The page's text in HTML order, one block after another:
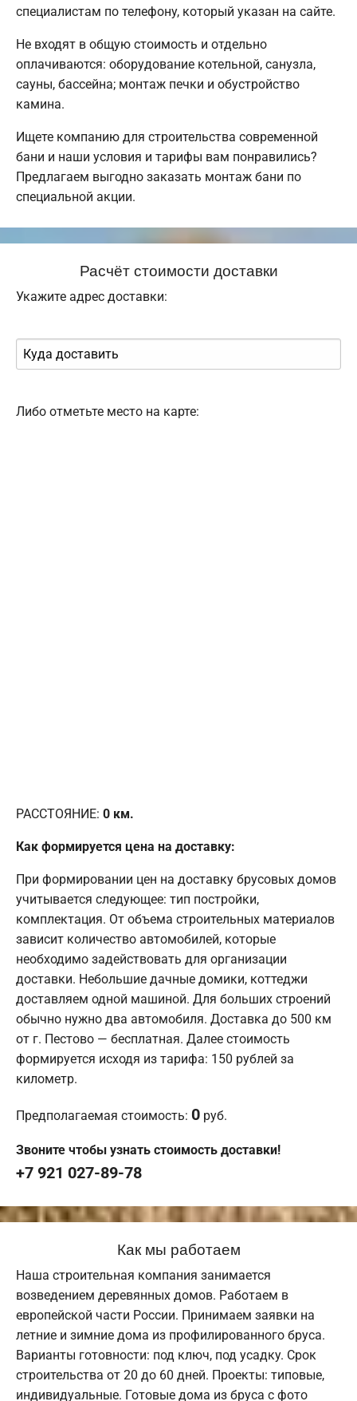
специалистам по телефону, который указан на сайте.
Не входят в общую стоимость и отдельно
оплачиваются: оборудование котельной, санузла,
сауны, бассейна; монтаж печки и обустройство
камина.
Ищете компанию для строительства современной
бани и наши условия и тарифы вам понравились?
Предлагаем выгодно заказать монтаж бани по
специальной акции.
Расчёт стоимости доставки
Укажите адрес доставки:
Либо отметьте место на карте:
РАССТОЯНИЕ: 0 км.
Как формируется цена на доставку:
При формировании цен на доставку брусовых домов
учитывается следующее: тип постройки,
комплектация. От объема строительных материалов
зависит количество автомобилей, которые
необходимо задействовать для организации
доставки. Небольшие дачные домики, коттеджи
доставляем одной машиной. Для больших строений
обычно нужно два автомобиля. Доставка до 500 км
от г. Пестово — бесплатная. Далее стоимость
формируется исходя из тарифа: 150 рублей за
километр.
Предполагаемая стоимость: 0 руб.
Звоните чтобы узнать стоимость доставки!
+7 921 027-89-78
Как мы работаем
Наша строительная компания занимается
возведением деревянных домов. Работаем в
европейской части России. Принимаем заявки на
летние и зимние дома из профилированного бруса.
Варианты готовности: под ключ, под усадку. Срок
строительства от 20 до 60 дней. Проекты: типовые,
индивидуальные. Готовые дома из бруса с фото